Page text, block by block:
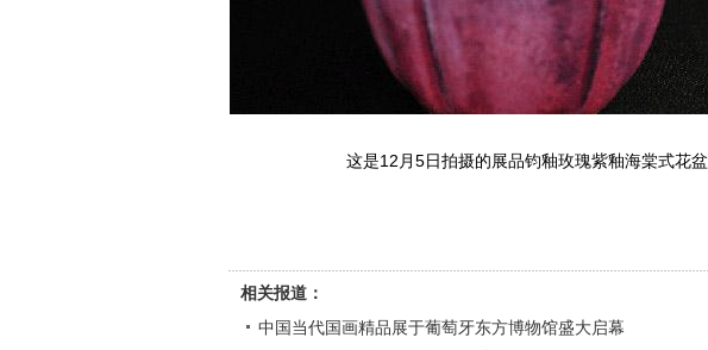
这是12月5日拍摄的展品钧釉玫瑰紫釉海棠式花盆
相关报道：
中国当代国画精品展于葡萄牙东方博物馆盛大启幕